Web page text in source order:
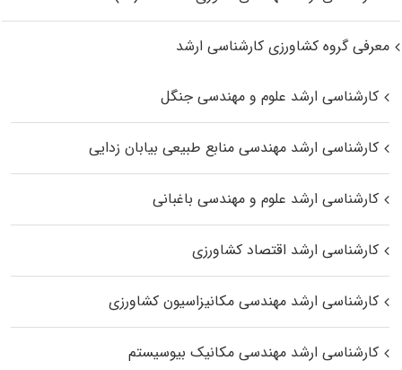
معرفی گروه کشاورزی کارشناسی ارشد
کارشناسی ارشد علوم و مهندسی جنگل
کارشناسی ارشد مهندسی منابع طبیعی بیابان زدایی
کارشناسی ارشد علوم و مهندسی باغبانی
کارشناسی ارشد اقتصاد کشاورزی
کارشناسی ارشد مهندسی مکانیزاسیون کشاورزی
کارشناسی ارشد مهندسی مکانیک بیوسیستم